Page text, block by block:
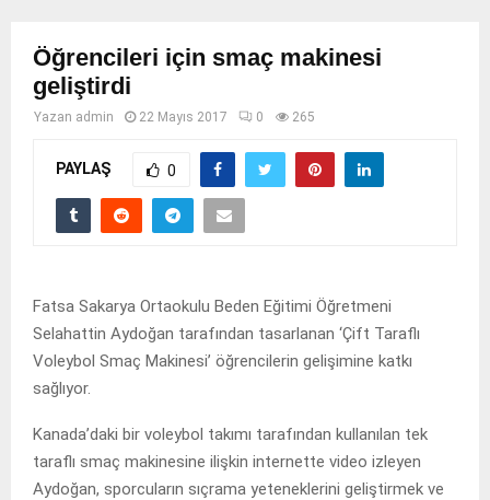
Öğrencileri için smaç makinesi
geliştirdi
Yazan admin 22 Mayıs 2017 0 265
PAYLAŞ 0
Fatsa Sakarya Ortaokulu Beden Eğitimi Öğretmeni
Selahattin Aydoğan tarafından tasarlanan ‘Çift Taraflı
Voleybol Smaç Makinesi’ öğrencilerin gelişimine katkı
sağlıyor.
Kanada’daki bir voleybol takımı tarafından kullanılan tek
taraflı smaç makinesine ilişkin internette video izleyen
Aydoğan, sporcuların sıçrama yeteneklerini geliştirmek ve